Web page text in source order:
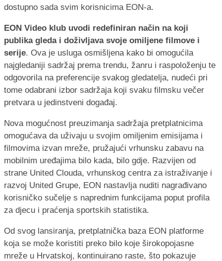
dostupno sada svim korisnicima EON-a.
EON Video klub uvodi redefiniran način na koji
publika gleda i doživljava svoje omiljene filmove i
serije. Ova je usluga osmišljena kako bi omogućila
najgledaniji sadržaj prema trendu, žanru i raspoloženju te
odgovorila na preferencije svakog gledatelja, nudeći pri
tome odabrani izbor sadržaja koji svaku filmsku večer
pretvara u jedinstveni događaj.
Nova mogućnost preuzimanja sadržaja pretplatnicima
omogućava da uživaju u svojim omiljenim emisijama i
filmovima izvan mreže, pružajući vrhunsku zabavu na
mobilnim uređajima bilo kada, bilo gdje. Razvijen od
strane United Clouda, vrhunskog centra za istraživanje i
razvoj United Grupe, EON nastavlja nuditi nagrađivano
korisničko sučelje s naprednim funkcijama poput profila
za djecu i praćenja sportskih statistika.
Od svog lansiranja, pretplatnička baza EON platforme
koja se može koristiti preko bilo koje širokopojasne
mreže u Hrvatskoj, kontinuirano raste, što pokazuje